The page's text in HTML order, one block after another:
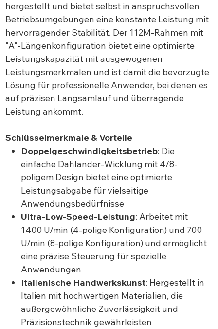
hergestellt und bietet selbst in anspruchsvollen
Betriebsumgebungen eine konstante Leistung mit
hervorragender Stabilität. Der 112M-Rahmen mit
"A"-Längenkonfiguration bietet eine optimierte
Leistungskapazität mit ausgewogenen
Leistungsmerkmalen und ist damit die bevorzugte
Lösung für professionelle Anwender, bei denen es
auf präzisen Langsamlauf und überragende
Leistung ankommt.
Schlüsselmerkmale & Vorteile
Doppelgeschwindigkeitsbetrieb: Die
einfache Dahlander-Wicklung mit 4/8-
poligem Design bietet eine optimierte
Leistungsabgabe für vielseitige
Anwendungsbedürfnisse
Ultra-Low-Speed-Leistung: Arbeitet mit
1400 U/min (4-polige Konfiguration) und 700
U/min (8-polige Konfiguration) und ermöglicht
eine präzise Steuerung für spezielle
Anwendungen
Italienische Handwerkskunst: Hergestellt in
Italien mit hochwertigen Materialien, die
außergewöhnliche Zuverlässigkeit und
Präzisionstechnik gewährleisten